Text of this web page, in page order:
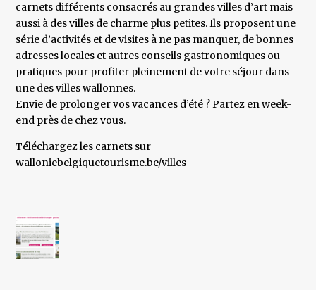
carnets différents consacrés au grandes villes d’art mais
aussi à des villes de charme plus petites. Ils proposent une
série d’activités et de visites à ne pas manquer, de bonnes
adresses locales et autres conseils gastronomiques ou
pratiques pour profiter pleinement de votre séjour dans
une des villes wallonnes.
Envie de prolonger vos vacances d’été ? Partez en week-
end près de chez vous.
Téléchargez les carnets sur
walloniebelgiquetourisme.be/villes